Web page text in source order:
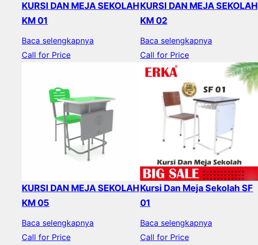
KURSI DAN MEJA SEKOLAH
KM 01
Baca selengkapnya
Call for Price
KURSI DAN MEJA SEKOLAH
KM 02
Baca selengkapnya
Call for Price
KURSI DAN MEJA SEKOLAH
KM 05
Baca selengkapnya
Call for Price
Kursi Dan Meja Sekolah SF
01
Baca selengkapnya
Call for Price